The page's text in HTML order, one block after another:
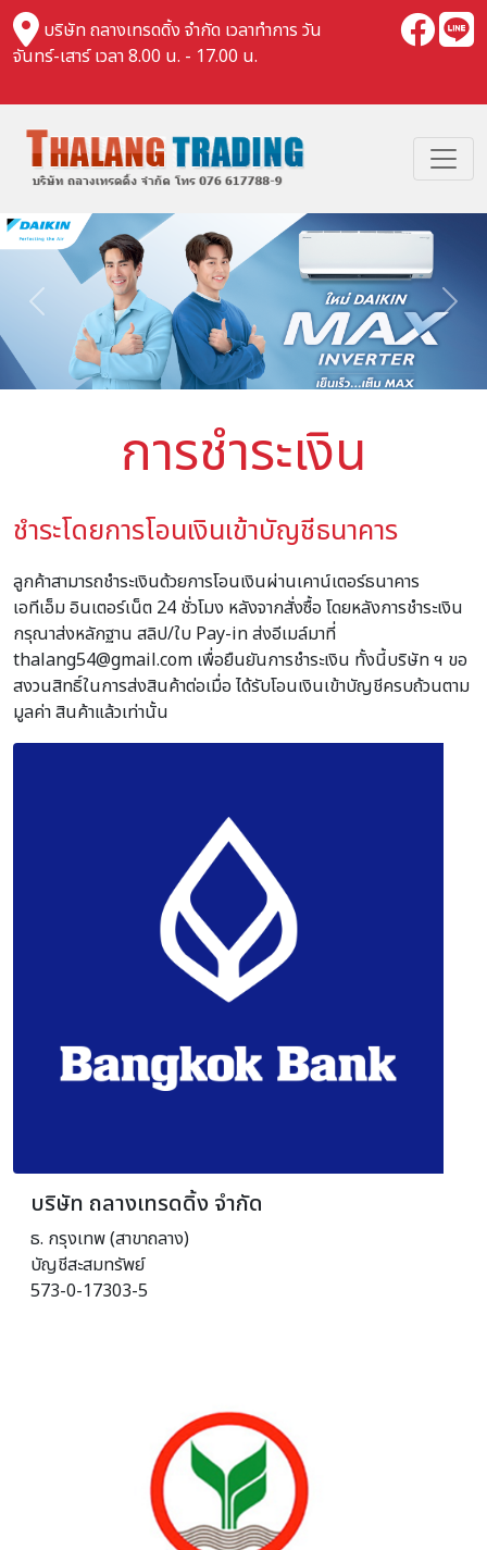
บริษัท ถลางเทรดดิ้ง จำกัด เวลาทำการ วัน
จันทร์-เสาร์ เวลา 8.00 น. - 17.00 น.
Previous Next
การชำระเงิน
ชำระโดยการโอนเงินเข้าบัญชีธนาคาร
ลูกค้าสามารถชำระเงินด้วยการโอนเงินผ่านเคาน์เตอร์ธนาคาร
เอทีเอ็ม อินเตอร์เน็ต 24 ชั่วโมง หลังจากสั่งซื้อ โดยหลังการชำระเงิน
กรุณาส่งหลักฐาน สลิป/ใบ Pay-in ส่งอีเมล์มาที่
thalang54@gmail.com เพื่อยืนยันการชำระเงิน ทั้งนี้บริษัท ฯ ขอ
สงวนสิทธิ์ในการส่งสินค้าต่อเมื่อ ได้รับโอนเงินเข้าบัญชีครบถ้วนตาม
มูลค่า สินค้าแล้วเท่านั้น
บริษัท ถลางเทรดดิ้ง จำกัด
ธ. กรุงเทพ (สาขาถลาง)
บัญชีสะสมทรัพย์
573-0-17303-5